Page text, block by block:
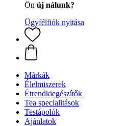
Ön új nálunk?
Ügyfélfiók nyitása
Márkák
Élelmiszerek
Étrendkiegészítők
Tea specialitások
Testápolók
Ajánlatok